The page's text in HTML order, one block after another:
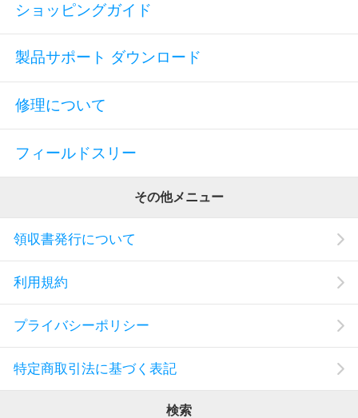
ショッピングガイド
製品サポート ダウンロード
修理について
フィールドスリー
その他メニュー
領収書発行について
利用規約
プライバシーポリシー
特定商取引法に基づく表記
検索